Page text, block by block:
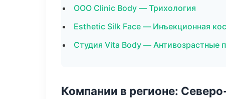
ООО Clinic Body — Трихология
Esthetic Silk Face — Инъекционная
Студия Vita Body — Антивозрастные
Компании в регионе: